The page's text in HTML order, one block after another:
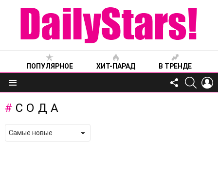
ПОПУЛЯРНОЕ ХИТ-ПАРАД В ТРЕНДЕ
Меню
FOLLOW
US
СОДА